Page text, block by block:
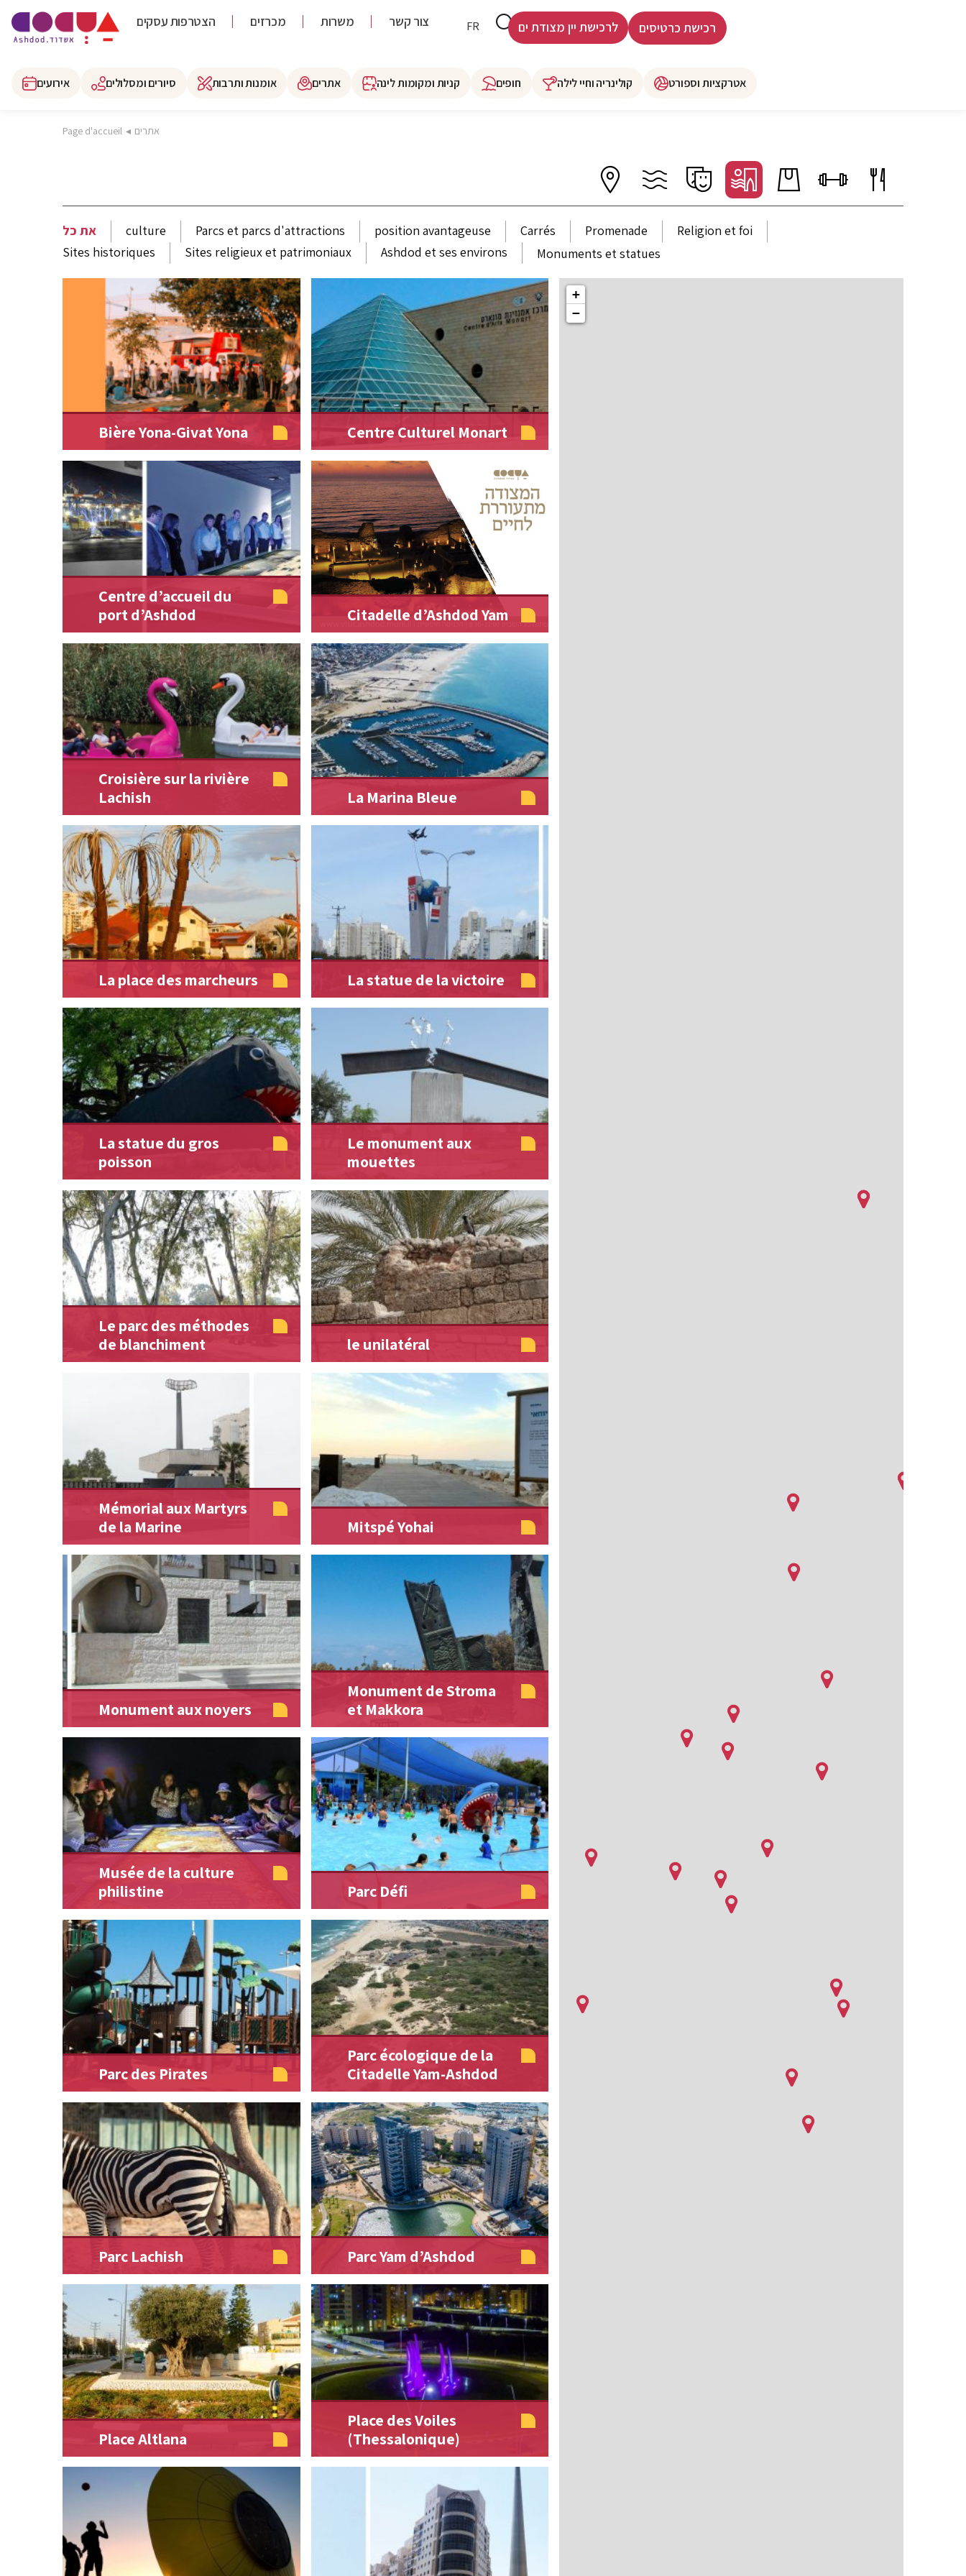
הצטרפות עסקים מכרזים משרות צור קשר FR
HE
לרכישת יין מצודת ים רכישת כרטיסים
אירועים סיורים ומסלולים אומנות ותרבות אתרים קניות ומקומות לינה חופים קולינריה וחיי לילה אטרקציות וספורט
Page d'accueil ◂ אתרים
את כל culture Parcs et parcs d'attractions position avantageuse Carrés Promenade
Religion et foi
Sites historiques
Sites religieux et patrimoniaux Ashdod et ses environs Monuments et statues
Bière Yona-Givat Yona Centre Culturel Monart
Centre d’accueil du
port d’Ashdod
Citadelle d’Ashdod Yam
Croisière sur la rivière
Lachish
La Marina Bleue
La place des marcheurs La statue de la victoire
La statue du gros
poisson
Le monument aux
mouettes
Le parc des méthodes
de blanchiment
le unilatéral
Mémorial aux Martyrs
de la Marine
Mitspé Yohai
Monument aux noyers
Monument de Stroma
et Makkora
Musée de la culture
philistine
Parc Défi
Parc des Pirates
Parc écologique de la
Citadelle Yam-Ashdod
Parc Lachish Parc Yam d’Ashdod
Place Altlana
Place des Voiles
(Thessalonique)
+
−